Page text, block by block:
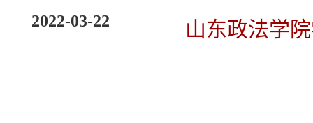
2022-03-22 山东政法学